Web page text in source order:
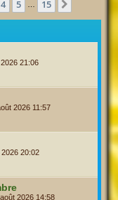
c
4 5 15
21:06
2026 11:57
20:02
2026 14:58